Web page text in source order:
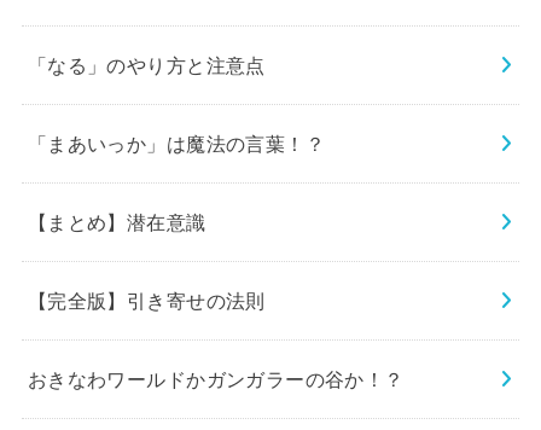
「なる」のやり方と注意点
「まあいっか」は魔法の言葉！？
【まとめ】潜在意識
【完全版】引き寄せの法則
おきなわワールドかガンガラーの谷か！？